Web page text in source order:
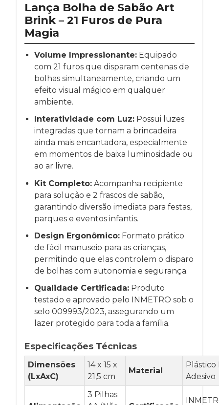
Lança Bolha de Sabão Art
Brink – 21 Furos de Pura
Magia
Volume Impressionante: Equipado
com 21 furos que disparam centenas de
bolhas simultaneamente, criando um
efeito visual mágico em qualquer
ambiente.
Interatividade com Luz: Possui luzes
integradas que tornam a brincadeira
ainda mais encantadora, especialmente
em momentos de baixa luminosidade ou
ao ar livre.
Kit Completo: Acompanha recipiente
para solução e 2 frascos de sabão,
garantindo diversão imediata para festas,
parques e eventos infantis.
Design Ergonômico: Formato prático
de fácil manuseio para as crianças,
permitindo que elas controlem o disparo
de bolhas com autonomia e segurança.
Qualidade Certificada: Produto
testado e aprovado pelo INMETRO sob o
selo 009993/2023, assegurando um
lazer protegido para toda a família.
Especificações Técnicas
Dimensões
(LxAxC)
14 x 15 x
21,5 cm
Material
Plástico
Adesivo
3 Pilhas